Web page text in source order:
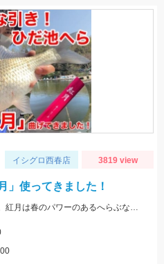
イシグロ西春店 3819 view
使ってきました！
チョーチン両ダンゴでの釣果がよく。紅月は春のパワーのあるへらぶなでも簡単に寄ってきます！